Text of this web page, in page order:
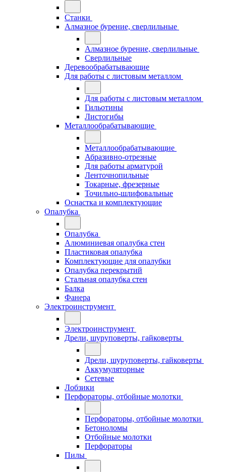
Станки
Алмазное бурение, сверлильные
Алмазное бурение, сверлильные
Сверлильные
Деревообрабатывающие
Для работы с листовым металлом
Для работы с листовым металлом
Гильотины
Листогибы
Металлообрабатывающие
Металлообрабатывающие
Абразивно-отрезные
Для работы арматурой
Ленточнопильные
Токарные, фрезерные
Точильно-шлифовальные
Оснастка и комплектующие
Опалубка
Опалубка
Алюминиевая опалубка стен
Пластиковая опалубка
Комплектующие для опалубки
Опалубка перекрытий
Стальная опалубка стен
Балка
Фанера
Электроинструмент
Электроинструмент
Дрели, шуруповерты, гайковерты
Дрели, шуруповерты, гайковерты
Аккумуляторные
Сетевые
Лобзики
Перфораторы, отбойные молотки
Перфораторы, отбойные молотки
Бетоноломы
Отбойные молотки
Перфораторы
Пилы